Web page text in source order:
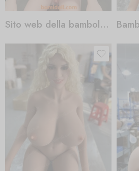
Sito web della bambola del sesso